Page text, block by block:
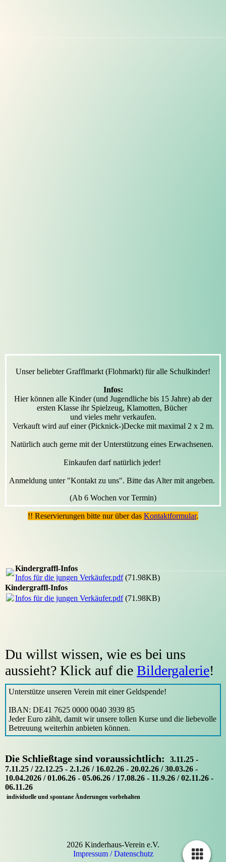
Unser beliebter Grafflmarkt (Flohmarkt) für alle Schulkinder!
Infos:
Hier können alle Kinder (und Jugendliche bis 15 Jahre) ab der
ersten Klasse ihr Spielzeug, Klamotten, Bücher
und vieles mehr verkaufen.
Verkauft wird auf einer (Picknick-)Decke mit maximal 2 x 2 m.
Natürlich auch gerne mit der Unterstützung eines Erwachsenen.
Einkaufen darf natürlich jeder!
Anmeldung unter "Kontakt zu uns". Bitte das Alter mit angeben.
(Ab 6 Wochen vor Termin)
!! Reservierungen bitte nur über das Kontaktformular.
Kindergraffl-Infos
Infos für die jungen Verkäufer.pdf(71.98KB)
Kindergraffl-Infos
Infos für die jungen Verkäufer.pdf(71.98KB)
Du willst wissen, wie es bei uns
aussieht? Klick auf die Bildergalerie!
Unterstütze unseren Verein mit einer Geldspende!
IBAN: DE41 7625 0000 0040 3939 85
Jeder Euro zählt, damit wir unsere tollen Kurse und die liebevolle
Betreuung weiterhin anbieten können.
Die Schließtage sind voraussichtlich:
3.11.25 -
7.11.25 / 22.12.25 - 2.1.26 / 16.02.26 - 20.02.26 / 30.03.26 -
10.04.2026 / 01.06.26 - 05.06.26 / 17.08.26 - 11.9.26 / 02.11.26 -
06.11.26
individuelle und spontane Änderungen vorbehalten
2026 Kinderhaus-Verein e.V.
Impressum /Datenschutz